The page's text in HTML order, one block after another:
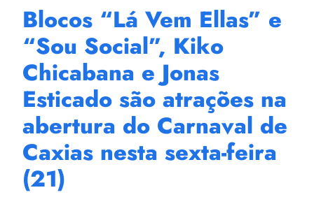
Blocos “Lá Vem Ellas” e
“Sou Social”, Kiko
Chicabana e Jonas
Esticado são atrações na
abertura do Carnaval de
Caxias nesta sexta-feira
(21)